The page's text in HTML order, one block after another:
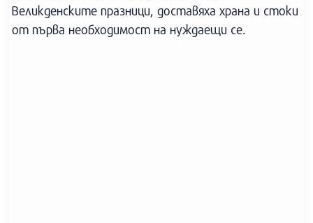
Великденските празници, доставяха храна и стоки
от първа необходимост на нуждаещи се.